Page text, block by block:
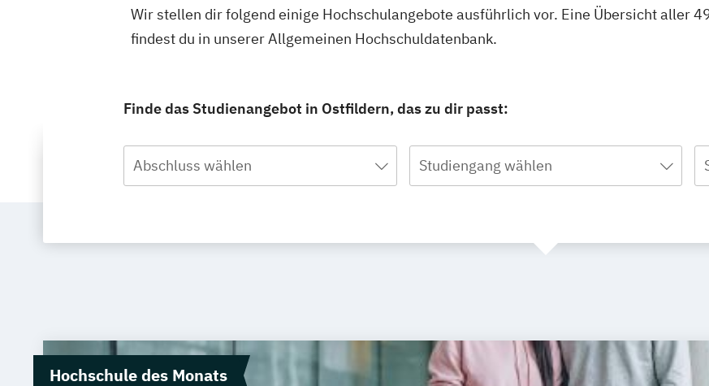
Wir stellen dir folgend einige Hochschulangebote ausführlich vor. Eine Übersicht aller
findest du in unserer Allgemeinen Hochschuldatenbank.
Finde das Studienangebot in Ostfildern, das zu dir passt:
Abschluss wählen Studiengang wählen
Hochschule des Monats